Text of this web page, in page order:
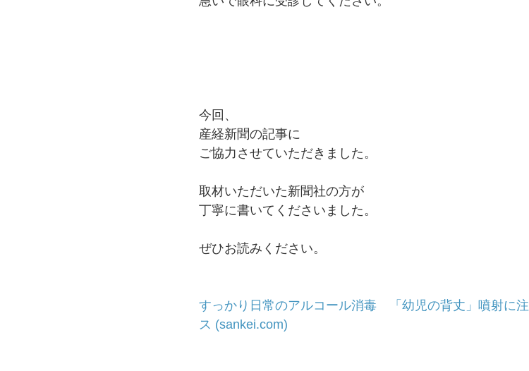
今回、
産経新聞の記事に﻿
ご協力させていただきました。﻿
取材いただいた新聞社の方が
丁寧に書いてくださいました。
ぜひお読みください。
すっかり日常のアルコール消毒　「幼児の背丈」噴射に
ス (sankei.com)